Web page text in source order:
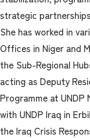
strategic
She has worked in
Offices in Niger and
the Sub-Regional
acting as Deputy
Programme at UNDP
with UNDP Iraq in
the Iraq Crisis